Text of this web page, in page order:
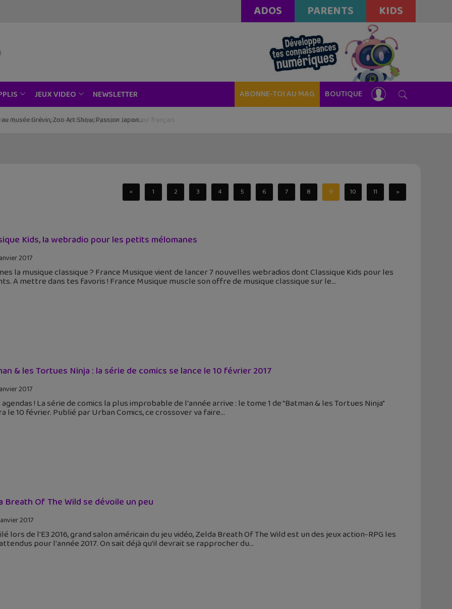
ADOS PARENTS KIDS
JEUX VIDEO NEWSLETTER ABONNE-TOI AU MAG BOUTIQUE
musée Grévin, Zoo Art Show, Passion Japon…
« 1 2 3 4 5 6 7 8 9 10 11 »
Kids, la webradio pour les petits mélomanes
2017
la musique classique ? France Musique vient de lancer 7 nouvelles webradios dont Classique Kids pour les
A mettre dans tes favoris ! France Musique muscle son offre de musique classique sur le
& les Tortues Ninja : la série de comics se lance le 10 février 2017
2017
agendas ! La série de comics la plus improbable de l'année arrive : le tome 1 de "Batman & les Tortues Ninja"
le 10 février. Publié par Urban Comics, ce crossover va faire
Breath Of The Wild se dévoile un peu
2017
lors de l'E3 2016, grand salon américain du jeu vidéo, Zelda Breath Of The Wild est un des jeux action-RPG les
pour l'année 2017. On sait déjà qu'il devrait se rapprocher du